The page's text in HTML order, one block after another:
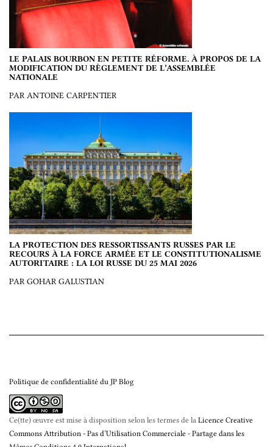
LE PALAIS BOURBON EN PETITE RÉFORME. À PROPOS DE LA
MODIFICATION DU RÈGLEMENT DE L’ASSEMBLÉE
NATIONALE
PAR ANTOINE CARPENTIER
LA PROTECTION DES RESSORTISSANTS RUSSES PAR LE
RECOURS À LA FORCE ARMÉE ET LE CONSTITUTIONALISME
AUTORITAIRE : LA LOI RUSSE DU 25 MAI 2026
PAR GOHAR GALUSTIAN
Politique de confidentialité du JP Blog
Ce(tte) œuvre est mise à disposition selon les termes de la Licence Creative
Commons Attribution - Pas d’Utilisation Commerciale - Partage dans les